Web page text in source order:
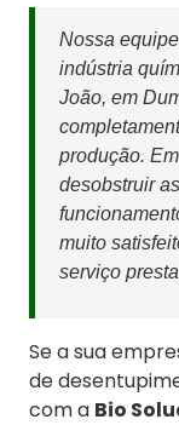
Nossa
indústria
João, em
produção.
desobstruir
muito
serviço
Se a sua
de
com a Bio